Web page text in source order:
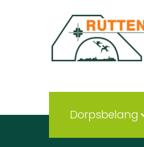
Dorpsbelang